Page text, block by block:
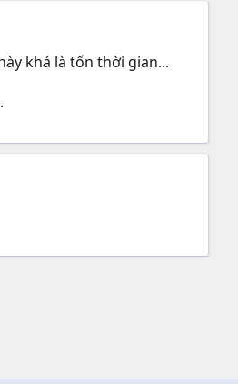
khá là tốn thời gian...